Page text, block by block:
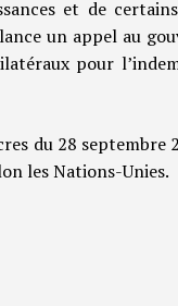
et de
un appel au
pour
du 28
les Nations-Unies.